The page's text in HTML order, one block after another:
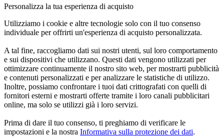
Personalizza la tua esperienza di acquisto
Utilizziamo i cookie e altre tecnologie solo con il tuo consenso
individuale per offrirti un'esperienza di acquisto personalizzata.
A tal fine, raccogliamo dati sui nostri utenti, sul loro comportamento
e sui dispositivi che utilizzano. Questi dati vengono utilizzati per
ottimizzare continuamente il nostro sito web, per mostrarti pubblicità
e contenuti personalizzati e per analizzare le statistiche di utilizzo.
Inoltre, possiamo confrontare i tuoi dati crittografati con quelli di
fornitori esterni e mostrarti offerte tramite i loro canali pubblicitari
online, ma solo se utilizzi già i loro servizi.
Prima di dare il tuo consenso, ti preghiamo di verificare le
impostazioni e la nostra Informativa sulla protezione dei dati.